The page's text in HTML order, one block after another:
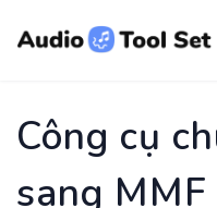
Công cụ
sang MMF